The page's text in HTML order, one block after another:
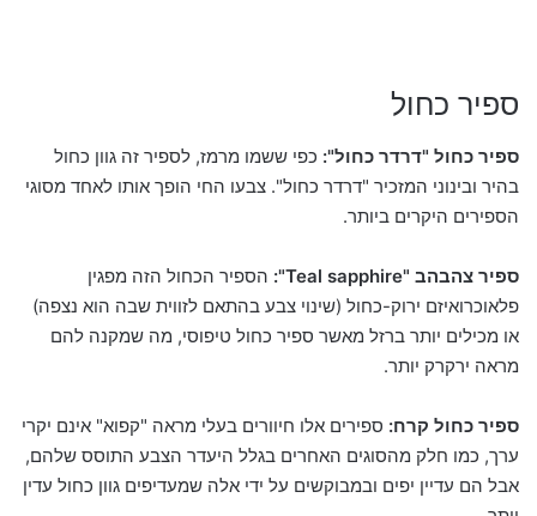
ספיר כחול
ספיר כחול "דרדר כחול": כפי ששמו מרמז, לספיר זה גוון כחול
בהיר ובינוני המזכיר "דרדר כחול". צבעו החי הופך אותו לאחד מסוגי
הספירים היקרים ביותר.
ספיר צהבהב "Teal sapphire":
הספיר הכחול הזה מפגין
פלאוכרואיזם ירוק-כחול (שינוי צבע בהתאם לזווית שבה הוא נצפה)
או מכילים יותר ברזל מאשר ספיר כחול טיפוסי, מה שמקנה להם
מראה ירקרק יותר.
ספיר כחול קרח: ספירים אלו חיוורים בעלי מראה "קפוא" אינם יקרי
ערך, כמו חלק מהסוגים האחרים בגלל היעדר הצבע התוסס שלהם,
אבל הם עדיין יפים ובמבוקשים על ידי אלה שמעדיפים גוון כחול עדין